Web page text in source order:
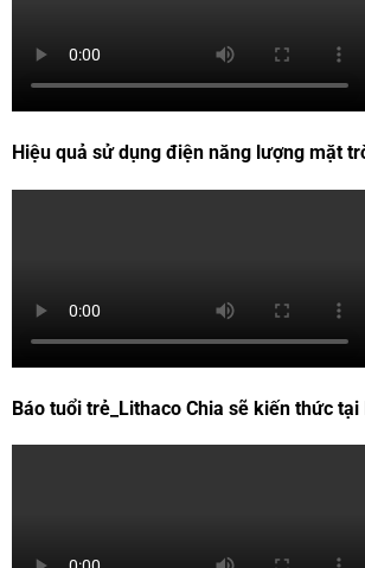
Hiệu quả sử dụng điện năng lượng mặt
Báo tuổi trẻ_Lithaco Chia sẽ kiến thức tại